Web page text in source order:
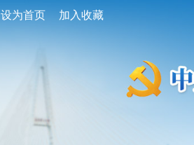
设为首页 加入收藏